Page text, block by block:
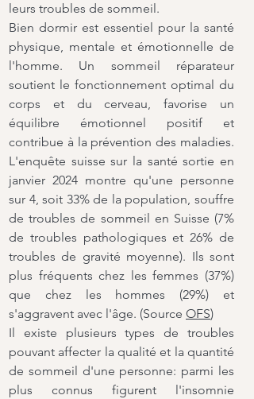
leurs troubles de sommeil.
Bien dormir est essentiel pour la santé
physique, mentale et émotionnelle de
l'homme. Un sommeil réparateur
soutient le fonctionnement optimal du
corps et du cerveau, favorise un
équilibre émotionnel positif et
contribue à la prévention des maladies.
L'enquête suisse sur la santé sortie en
janvier 2024 montre qu'une personne
sur 4, soit 33% de la population, souffre
de troubles de sommeil en Suisse (7%
de troubles pathologiques et 26% de
troubles de gravité moyenne). Ils sont
plus fréquents chez les femmes (37%)
que chez les hommes (29%) et
s'aggravent avec l'âge. (Source OFS)
Il existe plusieurs types de troubles
pouvant affecter la qualité et la quantité
de sommeil d'une personne: parmi les
plus connus figurent l'insomnie